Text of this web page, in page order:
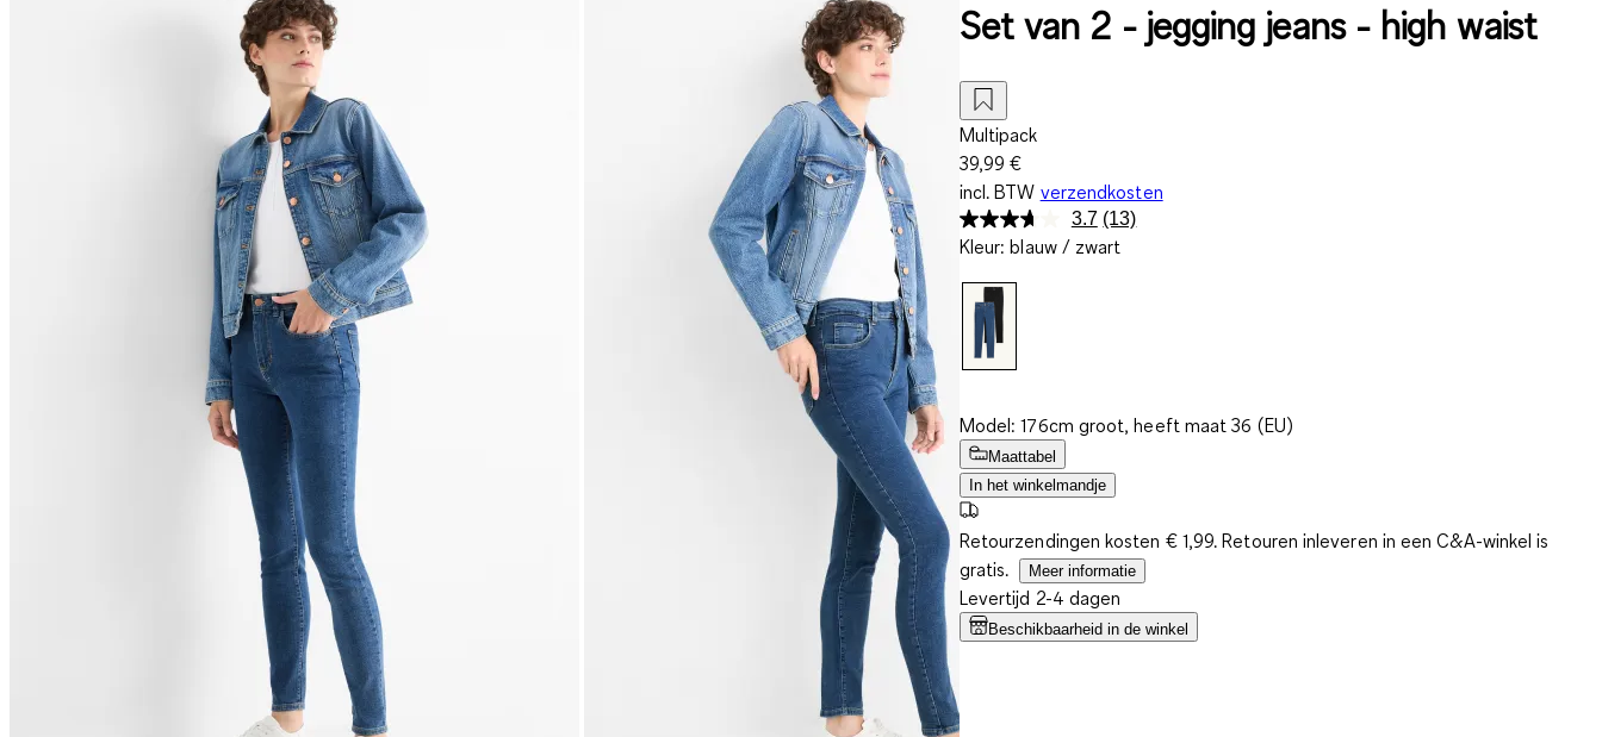
Set van 2 - jegging jeans - high waist
Multipack
39,99 €
incl. BTW verzendkosten
3.7 Lees
13
(13)
Kleur: blauw / zwart
Model: 176cm groot, heeft maat 36 (EU)
Maattabel
In het winkelmandje
Retourzendingen kosten € 1,99. Retouren inleveren in een C&A-winkel is
gratis.
Meer informatie
Levertijd 2-4 dagen
Beschikbaarheid in de winkel